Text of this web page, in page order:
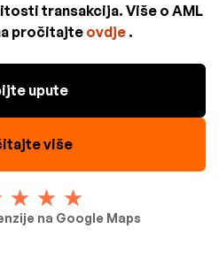
transakcija. Više o AML
pročitajte ovdje.
upute
više
na Google Maps